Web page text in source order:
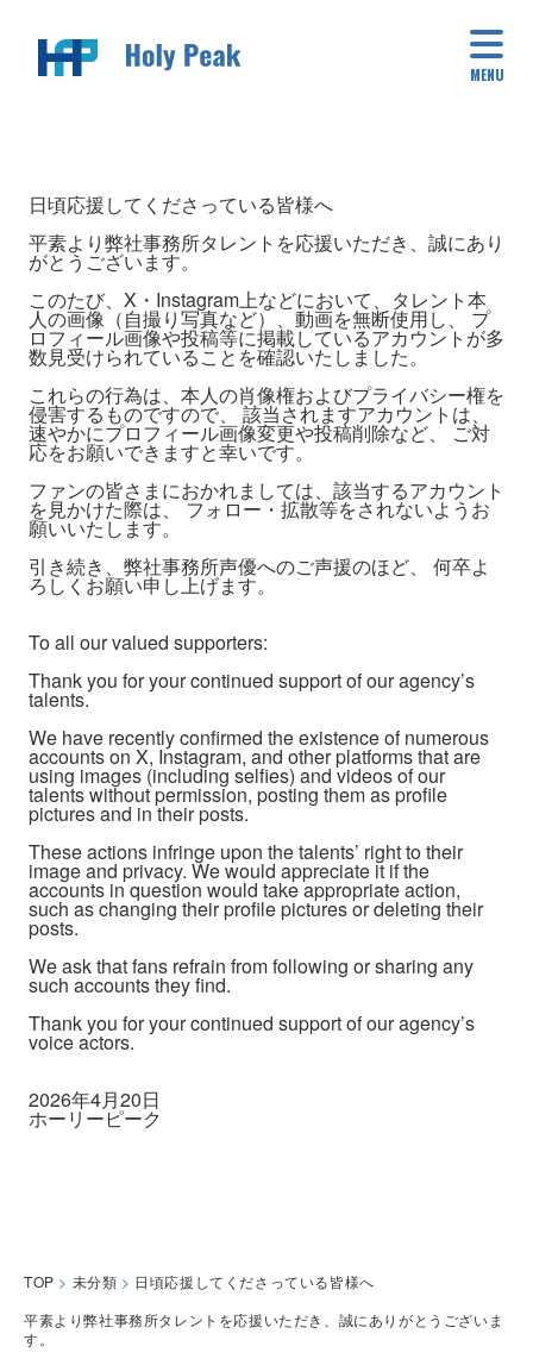
MENU
TOP > 未分類 > 日頃応援してくださっている皆様へ
平素より弊社事務所タレントを応援いただき、誠にありがとうございま
す。
日頃応援してくださっている皆様へ
平素より弊社事務所タレントを応援いただき、誠にあり
がとうございます。
このたび、X・Instagram上などにおいて、タレント本
人の画像（自撮り写真など）、動画を無断使用し、 プ
ロフィール画像や投稿等に掲載しているアカウントが多
数見受けられていることを確認いたしました。
これらの行為は、本人の肖像権およびプライバシー権を
侵害するものですので、 該当されますアカウントは、
速やかにプロフィール画像変更や投稿削除など、 ご対
応をお願いできますと幸いです。
ファンの皆さまにおかれましては、該当するアカウント
を見かけた際は、 フォロー・拡散等をされないようお
願いいたします。
引き続き、弊社事務所声優へのご声援のほど、 何卒よ
ろしくお願い申し上げます。
To all our valued supporters:
Thank you for your continued support of our agency’s
talents.
We have recently confirmed the existence of numerous
accounts on X, Instagram, and other platforms that are
using images (including selfies) and videos of our
talents without permission, posting them as profile
pictures and in their posts.
These actions infringe upon the talents’ right to their
image and privacy. We would appreciate it if the
accounts in question would take appropriate action,
such as changing their profile pictures or deleting their
posts.
We ask that fans refrain from following or sharing any
such accounts they find.
Thank you for your continued support of our agency’s
voice actors.
2026年4月20日
ホーリーピーク